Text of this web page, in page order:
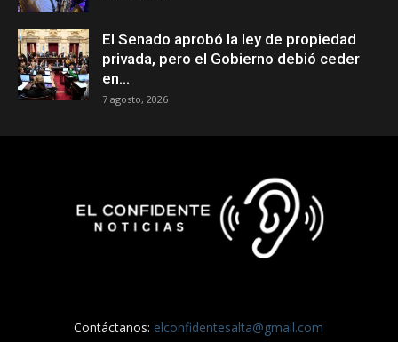
El Senado aprobó la ley de propiedad
privada, pero el Gobierno debió ceder
en...
7 agosto, 2026
Contáctanos: elconfidentesalta@gmail.com